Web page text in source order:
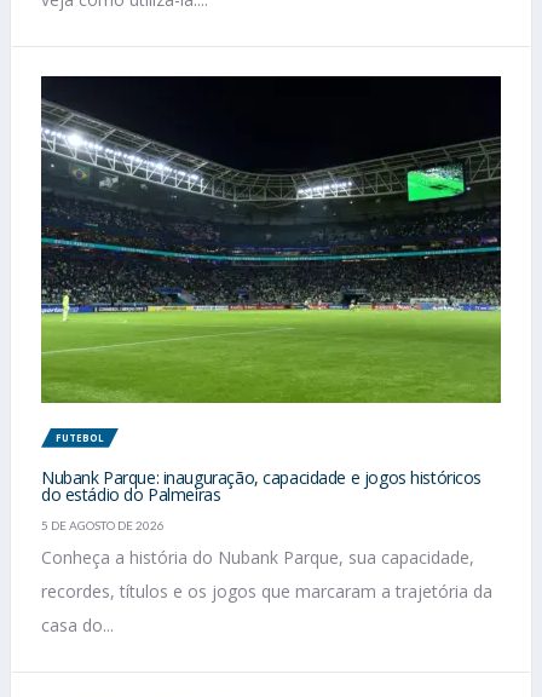
FUTEBOL
Nubank Parque: inauguração, capacidade e jogos históricos
do estádio do Palmeiras
5 DE AGOSTO DE 2026
Conheça a história do Nubank Parque, sua capacidade,
recordes, títulos e os jogos que marcaram a trajetória da
casa do...